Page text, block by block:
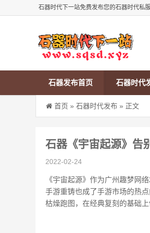
石器时代下一站免费发布您的石器时代私
石器发布首页 石器时代
首页 » 石器时代发布 » 正文
石器《宇宙起源》告
2022-02-24
《宇宙起源》作为广州趣梦网
手游重铸也成了手游市场的热
枯燥跑图，在经典复刻的基础